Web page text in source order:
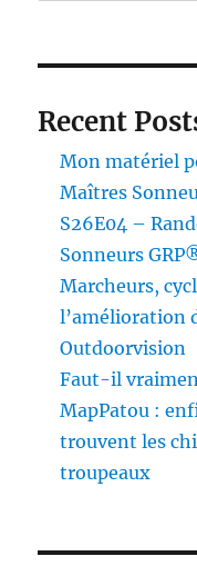
Recent
Mon matériel
Maîtres
S26E04 –
Sonneurs
Marcheurs,
l’amélioration
Outdoorvision
Faut-il
MapPatou :
trouvent les
troupeaux